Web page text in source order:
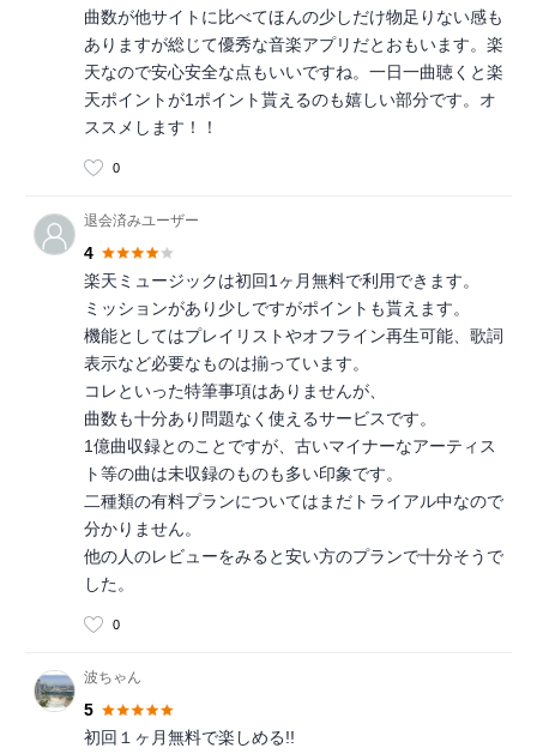
曲数が他サイトに比べてほんの少しだけ物足りない感も
ありますが総じて優秀な音楽アプリだとおもいます。楽
天なので安心安全な点もいいですね。一日一曲聴くと楽
天ポイントが1ポイント貰えるのも嬉しい部分です。オ
ススメします！！
0
退会済みユーザー
4
楽天ミュージックは初回1ヶ月無料で利用できます。
ミッションがあり少しですがポイントも貰えます。
機能としてはプレイリストやオフライン再生可能、歌詞
表示など必要なものは揃っています。
コレといった特筆事項はありませんが、
曲数も十分あり問題なく使えるサービスです。
1億曲収録とのことですが、古いマイナーなアーティス
ト等の曲は未収録のものも多い印象です。
二種類の有料プランについてはまだトライアル中なので
分かりません。
他の人のレビューをみると安い方のプランで十分そうで
した。
0
波ちゃん
5
初回１ヶ月無料で楽しめる!!